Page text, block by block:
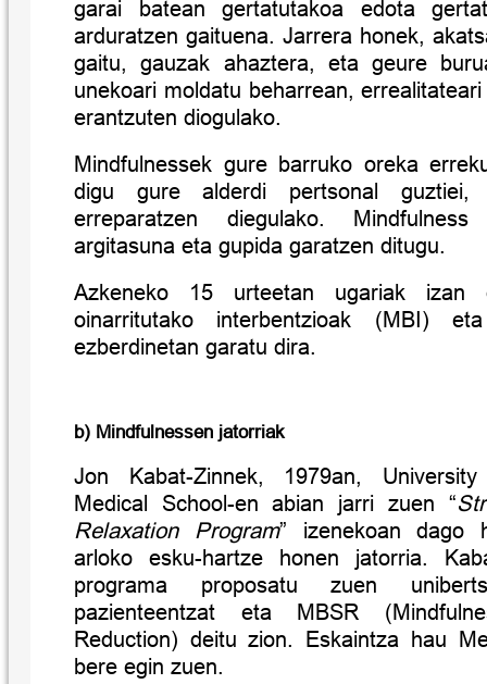
garai batean gertatutakoa edota
arduratzen gaituena. Jarrera honek,
gaitu, gauzak ahaztera, eta geure
unekoari moldatu beharrean,
erantzuten diogulako.
Mindfulnessek gure barruko oreka
digu gure alderdi pertsonal guztiei,
erreparatzen diegulako.
argitasuna eta gupida garatzen ditugu.
Azkeneko 15 urteetan ugariak izan
oinarritutako interbentzioak (MBI)
ezberdinetan garatu dira.
b) Mindfulnessen jatorriak
Jon Kabat-Zinnek, 1979an,
Medical School-en abian jarri zuen “
Relaxation Program” izenekoan dago
arloko esku-hartze honen jatorria.
programa proposatu zuen
pazienteentzat eta MBSR
Reduction) deitu zion. Eskaintza hau
bere egin zuen.